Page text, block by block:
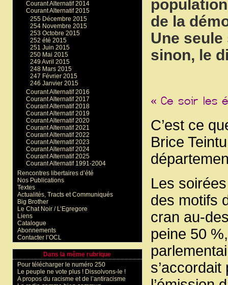
de la
Une
sinon, le
C’est ce
Brice
Les
des motifs
cran au-
peine 50
Courant Alternatif 2014
Courant Alternatif 2015
255 Décembre 2015
254 Novembre 2015
253 Octobre 2015
252 été 2015
251 Juin 2015
250 Mai 2015
249 Avril 2015
248 Mars 2015
247 Février 2015
246 Janvier 2015
Courant Alternatif 2016
Courant Alternatif 2017
Courant Alternatif 2018
Courant Alternatif 2019
Courant Alternatif 2020
Courant Alternatif 2021
Courant Alternatif 2022
Courant Alternatif 2023
Courant Alternatif 2024
Courant Alternatif 2025
Courant Alternatif 1991-2004
Rencontres libertaires d’été
Nos Publications
Textes
Actualités, Tracts et Communiqués
Big Brother
Le Chat Noir / L’Egregore
Liens
Catalogue
Abonnements
Contacter l’OCL
Dans la même rubrique
Pour télécharger le numéro 250
Le peuple ne vote plus ! Dissolvons-le !
A propos du racisme et de l’antiracisme